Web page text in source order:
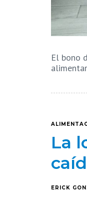
El bono
La
ERICK